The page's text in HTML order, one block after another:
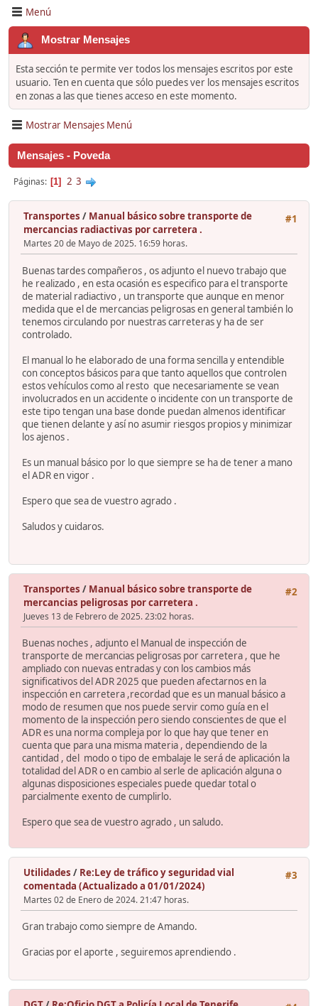
Menú
Mostrar Mensajes
Esta sección te permite ver todos los mensajes escritos por este
usuario. Ten en cuenta que sólo puedes ver los mensajes escritos
en zonas a las que tienes acceso en este momento.
Mostrar Mensajes Menú
Mensajes - Poveda
Páginas 1 2 3
#1
Transportes / Manual básico sobre transporte de
mercancias radiactivas por carretera .
Martes 20 de Mayo de 2025. 16:59 horas.
Buenas tardes compañeros , os adjunto el nuevo trabajo que
he realizado , en esta ocasión es especifico para el transporte
de material radiactivo , un transporte que aunque en menor
medida que el de mercancias peligrosas en general también lo
tenemos circulando por nuestras carreteras y ha de ser
controlado.
El manual lo he elaborado de una forma sencilla y entendible
con conceptos básicos para que tanto aquellos que controlen
estos vehículos como al resto que necesariamente se vean
involucrados en un accidente o incidente con un transporte de
este tipo tengan una base donde puedan almenos identificar
que tienen delante y así no asumir riesgos propios y minimizar
los ajenos .
Es un manual básico por lo que siempre se ha de tener a mano
el ADR en vigor .
Espero que sea de vuestro agrado .
Saludos y cuidaros.
#2
Transportes / Manual básico sobre transporte de
mercancias peligrosas por carretera .
Jueves 13 de Febrero de 2025. 23:02 horas.
Buenas noches , adjunto el Manual de inspección de
transporte de mercancias peligrosas por carretera , que he
ampliado con nuevas entradas y con los cambios más
significativos del ADR 2025 que pueden afectarnos en la
inspección en carretera ,recordad que es un manual básico a
modo de resumen que nos puede servir como guía en el
momento de la inspección pero siendo conscientes de que el
ADR es una norma compleja por lo que hay que tener en
cuenta que para una misma materia , dependiendo de la
cantidad , del modo o tipo de embalaje le será de aplicación la
totalidad del ADR o en cambio al serle de aplicación alguna o
algunas disposiciones especiales puede quedar total o
parcialmente exento de cumplirlo.
Espero que sea de vuestro agrado , un saludo.
#3
Utilidades / Re:Ley de tráfico y seguridad vial
comentada (Actualizado a 01/01/2024)
Martes 02 de Enero de 2024. 21:47 horas.
Gran trabajo como siempre de Amando.
Gracias por el aporte , seguiremos aprendiendo .